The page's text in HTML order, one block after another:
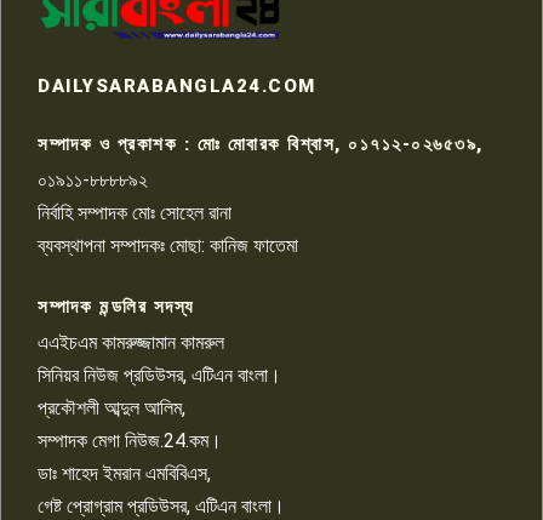
টয়লেটের ট্যাংকি থেকে লাশ উদ্ধার
রাজশাহীতে সন্ত্রাসী হামলায় গুরুতর
চাঁদাবাজি ও হয়রানির অভিযোগ
১০
DAILYSARABANGLA24.COM
সম্পাদক ও প্রকাশক : মোঃ মোবারক বিশ্বাস, ০১৭১২-০২৬৫৩৯,
০১৯১১-৮৮৮৮৯২
নির্বাহি সম্পাদক মোঃ সোহেল রানা
ব্যবস্থাপনা সম্পাদকঃ মোছা: কানিজ ফাতেমা
সম্পাদক মন্ডলির সদস্য
এএইচএম কামরুজ্জামান কামরুল
সিনিয়র নিউজ প্রডিউসর, এটিএন বাংলা।
প্রকৌশলী আব্দুল আলিম,
সম্পাদক মেগা নিউজ.24.কম।
ডাঃ শাহেদ ইমরান এমবিবিএস,
গেষ্ট প্রোগ্রাম প্রডিউসর, এটিএন বাংলা।